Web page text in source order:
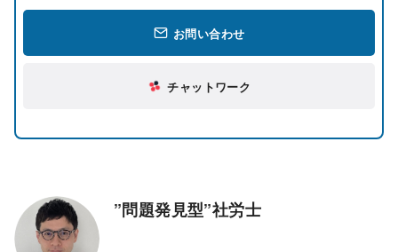
お問い合わせ
チャットワーク
”問題発見型”社労士